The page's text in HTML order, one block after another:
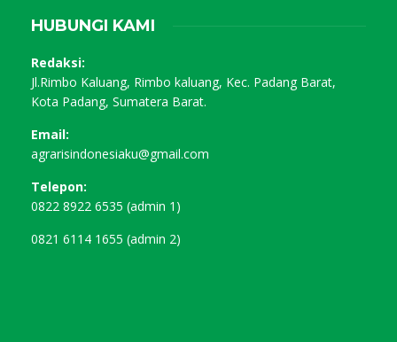
Agraris.id adalah portal berita pertanian pertama di
Indonesia yang dikelola oleh generasi muda pertanian.